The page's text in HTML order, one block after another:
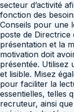
secteur d’activité
fonction des
Conseils pour une
poste de Directrice
présentation et la
motivation doit
présentée. Utilisez
et lisible. Misez
pour faciliter la
essentielles, telles
recruteur, ainsi